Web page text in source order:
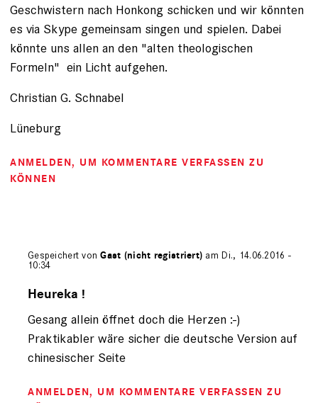
Geschwistern nach Honkong schicken und wir könnten
es via Skype gemeinsam singen und spielen. Dabei
könnte uns allen an den "alten theologischen
Formeln" ein Licht aufgehen.
Christian G. Schnabel
Lüneburg
ANMELDEN, UM KOMMENTARE VERFASSEN ZU
KÖNNEN
Gespeichert vonGast (nicht registriert) am Di., 14.06.2016 -
10:34
auf
Leserbrief
Heureka !
Gesang allein öffnet doch die Herzen :-)
Praktikabler wäre sicher die deutsche Version auf
chinesischer Seite
ANMELDEN, UM KOMMENTARE VERFASSEN ZU